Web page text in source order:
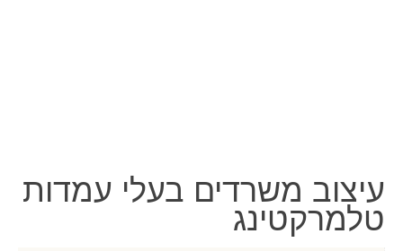
עיצוב משרדים בעלי עמדות
טלמרקטינג